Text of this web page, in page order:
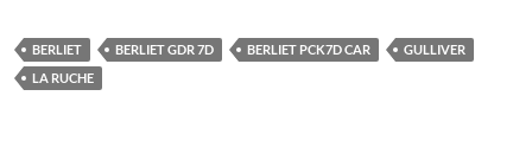
BERLIET BERLIET GDR 7D BERLIET PCK7D CAR
GULLIVER
LA RUCHE